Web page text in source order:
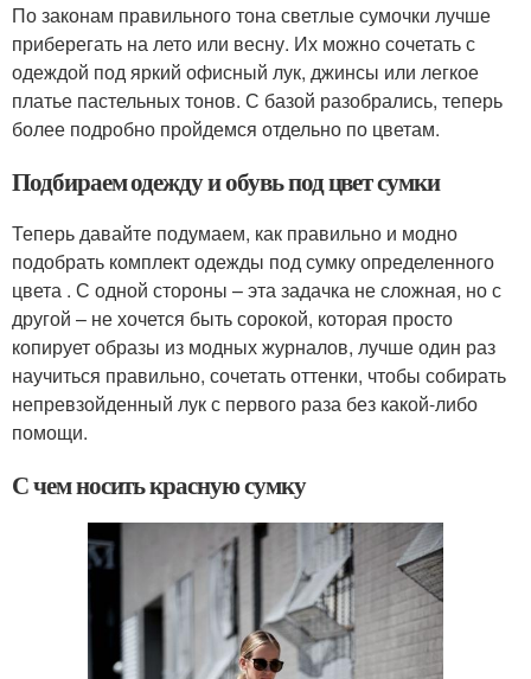
По законам правильного тона светлые сумочки лучше
приберегать на лето или весну. Их можно сочетать с
одеждой под яркий офисный лук, джинсы или легкое
платье пастельных тонов. С базой разобрались, теперь
более подробно пройдемся отдельно по цветам.
Подбираем одежду и обувь под цвет сумки
Теперь давайте подумаем, как правильно и модно
подобрать комплект одежды под сумку определенного
цвета . С одной стороны – эта задачка не сложная, но с
другой – не хочется быть сорокой, которая просто
копирует образы из модных журналов, лучше один раз
научиться правильно, сочетать оттенки, чтобы собирать
непревзойденный лук с первого раза без какой-либо
помощи.
С чем носить красную сумку